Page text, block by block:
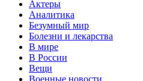
Актеры
Аналитика
Безумный мир
Болезни и лекарства
В мире
В России
Вещи